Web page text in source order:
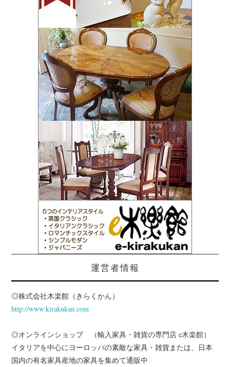
運営者情報
◎株式会社木楽館（きらくかん）
http://www.kirakukan.com
◎オンラインショップ （輸入家具・雑貨の専門店 e木楽館）
イタリアを中心にヨーロッパの素敵な家具・雑貨または、日本
国内の有名家具産地の家具を集めて通販中